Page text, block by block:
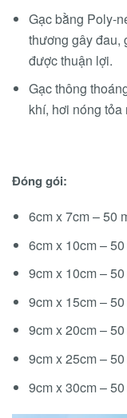
Gạc bằng Poly-
thương gây đau,
được thuận lợi.
Gạc thông
khí, hơi nóng tỏa
Đóng gói:
6cm x 7cm – 50
6cm x 10cm –
9cm x 10cm –
9cm x 15cm –
9cm x 20cm –
9cm x 25cm –
9cm x 30cm –